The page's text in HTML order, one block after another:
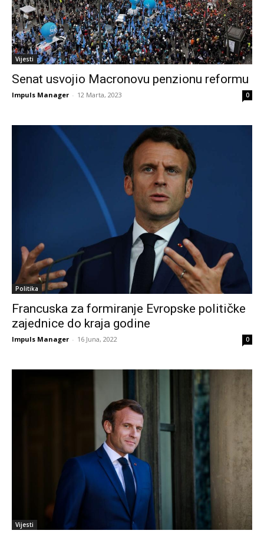
Vijesti
Senat usvojio Macronovu penzionu reformu
Impuls Manager - 12 Marta, 2023 0
Politika
Francuska za formiranje Evropske političke
zajednice do kraja godine
Impuls Manager - 16 Juna, 2022 0
Vijesti